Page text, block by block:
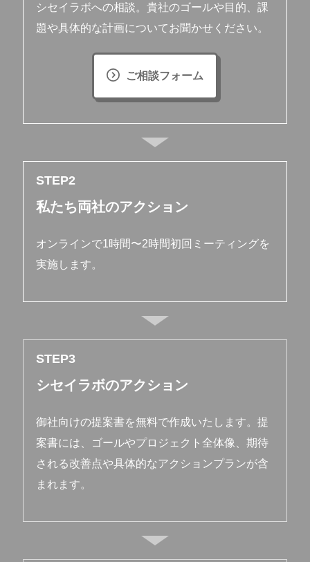
シセイラボへの相談。貴社のゴールや目的、課
題や具体的な計画についてお聞かせください。
ご相談フォーム
STEP
私たち両社のアクション
オンラインで1時間〜2時間初回ミーティングを
実施します。
STEP
シセイラボのアクション
御社向けの提案書を無料で作成いたします。提
案書には、ゴールやプロジェクト全体像、期待
される改善点や具体的なアクションプランが含
まれます。